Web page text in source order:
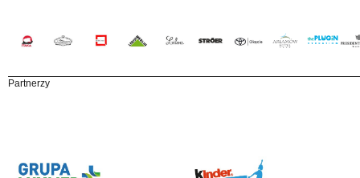
Partnerzy